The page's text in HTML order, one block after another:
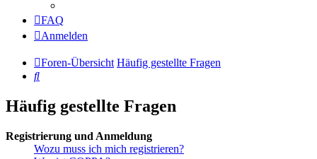
FAQ
Anmelden
Foren-Übersicht Häufig gestellte Fragen
Suche
Häufig gestellte Fragen
Registrierung und Anmeldung
Wozu muss ich mich registrieren?